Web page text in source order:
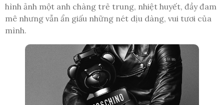
hình ảnh một anh chàng trẻ trung, nhiệt huyết, đầy đam
mê nhưng vẫn ẩn giấu những nét dịu dàng, vui tươi của
mình.